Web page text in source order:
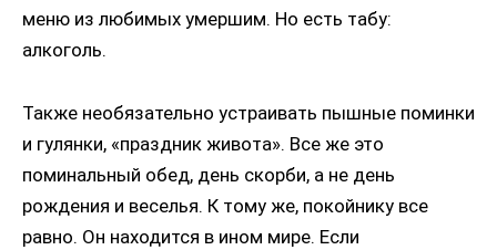
меню из любимых умершим. Но есть табу:
алкоголь.
Также необязательно устраивать пышные поминки
и гулянки, «праздник живота». Все же это
поминальный обед, день скорби, а не день
рождения и веселья. К тому же, покойнику все
равно. Он находится в ином мире. Если